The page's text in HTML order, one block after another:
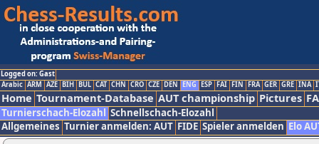
Logged on: Gast
Arabic ARM AZE BIH BUL CAT CHN CRO CZE DEN ENG ESP FAI FIN FRA GER GRE INA
Home Tournament-Database AUT championship Pictures
Turnierschach-Elozahl Schnellschach-Elozahl
Allgemeines Turnier anmelden: AUT FIDE Spieler anmelden Elo